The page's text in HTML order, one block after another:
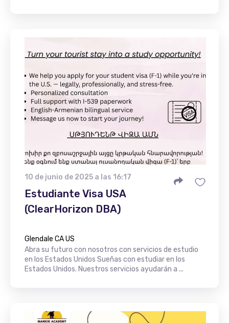
10 de junio de 2025 a las 16:17
Estudiante Visa USA
(ClearHorizon DBA)
Glendale CA US
Abra su futuro con nosotros con servicios de estudio
en los Estados Unidos Sueñas con estudiar en los
Estados Unidos. Nuestros servicios ayudarán a ...